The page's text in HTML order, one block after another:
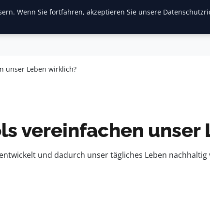
Frauen / Mode
unser Leben wirklich?
vereinfachen unser
und dadurch unser tägliches Leben
Wenn Sie fortfahren, akzeptieren Sie unsere